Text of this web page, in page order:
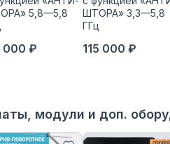
5,8—5,8
000 ₽
ШТОРА» 3,3—5,8
ГГц
115 000 ₽
модули и доп.